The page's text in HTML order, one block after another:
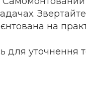
на
для уточнення